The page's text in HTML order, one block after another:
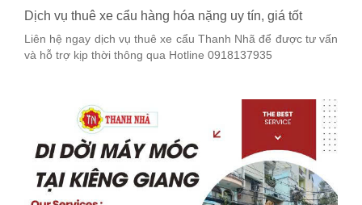
Dịch vụ thuê xe cẩu hàng hóa nặng uy tín, giá tốt
Liên hệ ngay dịch vụ thuê xe cẩu Thanh Nhã để được tư vấn
và hỗ trợ kịp thời thông qua Hotline 0918137935